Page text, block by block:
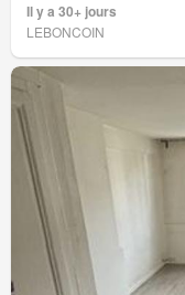
Il y a 30+ jours
LEBONCOIN